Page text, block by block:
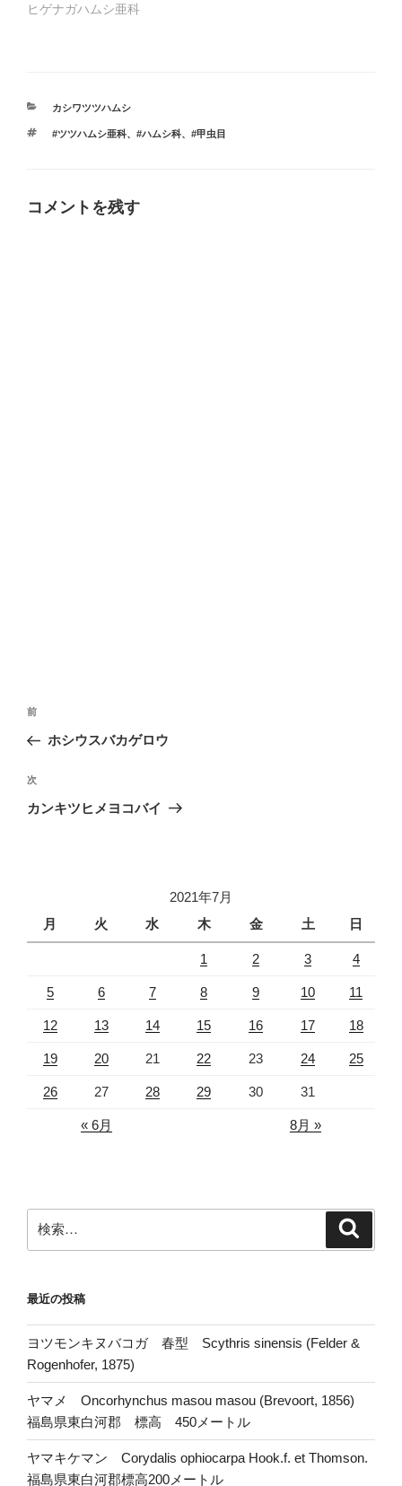
ヒゲナガハムシ亜科
カ
ゴ
カシワツツハムシ
タ
#ツツハムシ亜科、 #ハムシ科、 #甲虫目
コメントを残す
投
ナ
ビ
ゲ
前
の
稿
前
ホシウスバカゲロウ
次
の
次
カンキツヒメヨコバイ
2021年7月
月
火 水 木 金 土 日
1 2 3 4
5 6 7 8 9 10 11
12 13 14 15 16 17 18
19 20 21 22 23 24 25
26 27 28 29 30 31
« 6月 8月 »
索:
最近の投稿
ヨツモンキヌバコガ 春型 Scythris sinensis (Felder &
Rogenhofer, 1875)
ヤマメ Oncorhynchus masou masou (Brevoort, 1856)
福島県東白河郡 標高 450メートル
ヤマキケマン Corydalis ophiocarpa Hook.f. et Thomson.
福島県東白河郡標高200メートル